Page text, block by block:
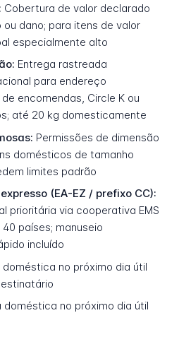
Cobertura de valor declarado
dano; para itens de valor
especialmente alto
Entrega rastreada
para endereço
encomendas, Circle K ou
até 20 kg domesticamente
Permissões de dimensão
domésticos de tamanho
limites padrão
(EA-EZ / prefixo CC):
prioritária via cooperativa EMS
países; manuseio
incluído
doméstica no próximo dia útil
doméstica no próximo dia útil